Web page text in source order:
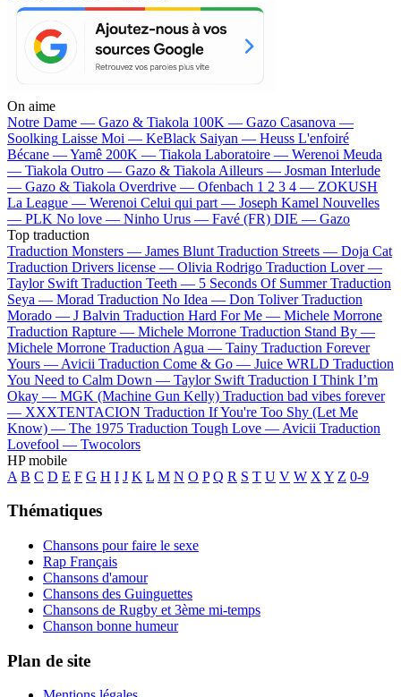
On aime
Notre Dame — Gazo & Tiakola 100K — Gazo Casanova —
Soolking Laisse Moi — KeBlack Saiyan — Heuss L'enfoiré
Bécane —Yamê 200K — Tiakola Laboratoire — Werenoi Meuda
— Tiakola Outro — Gazo & Tiakola Ailleurs — Josman Interlude
— Gazo & Tiakola Overdrive — Ofenbach 1 2 3 4 — ZOKUSH
La League — Werenoi Celui qui part — Joseph Kamel Nouvelles
— PLK No love — Ninho Urus — Favé (FR) DIE — Gazo
Top traduction
Traduction Monsters — James Blunt Traduction Streets — Doja Cat
Traduction Drivers license — Olivia Rodrigo Traduction Lover —
Taylor Swift Traduction Teeth — 5 Seconds Of Summer Traduction
Seya — Morad Traduction No Idea — Don Toliver Traduction
Morado — J Balvin Traduction Hard For Me — Michele Morrone
Traduction Rapture — Michele Morrone Traduction Stand By —
Michele Morrone Traduction Agua — Tainy Traduction Forever
Yours — Avicii Traduction Come & Go — Juice WRLD Traduction
You Need to Calm Down — Taylor Swift Traduction I Think I’m
Okay — MGK (Machine Gun Kelly) Traduction bad vibes forever
— XXXTENTACION Traduction If You're Too Shy (Let Me
Know) — The 1975 Traduction Tough Love — Avicii Traduction
Lovefool — Twocolors
HP mobile
A B C D E F G H I J K L M N O P Q R S T U V W X Y Z 0-9
Thématiques
Chansons pour faire le sexe
Rap Français
Chansons d'amour
Chansons des Guinguettes
Chansons de Rugby et 3ème mi-temps
Chanson bonne humeur
Plan de site